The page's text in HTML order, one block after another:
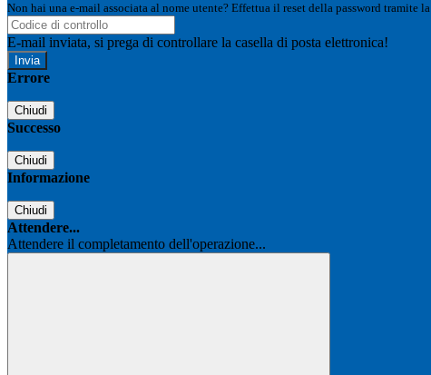
Non hai una e-mail associata al nome utente? Effettua il reset della password tramite la
E-mail inviata, si prega di controllare la casella di posta elettronica!
Errore
Chiudi
Successo
Chiudi
Informazione
Chiudi
Attendere...
Attendere il completamento dell'operazione...